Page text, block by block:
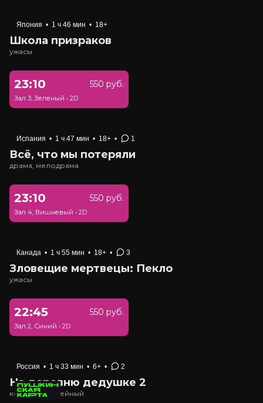
Япония • 1 ч 46 мин • 18+
Школа призраков
ужасы
23:10 550 руб.
Зал 3, Зеленый • 2D
Испания • 1 ч 47 мин • 18+ • 1
Всё, что мы потеряли
драма, мелодрама
23:10 550 руб.
Зал 4, Вишневый • 2D
Канада • 1 ч 55 мин • 18+ • 3
Зловещие мертвецы: Пекло
ужасы
22:45 550 руб.
Зал 2, Синий • 2D
Россия • 1 ч 33 мин • 6+ • 2
На деревню дедушке 2
комедия, семейный